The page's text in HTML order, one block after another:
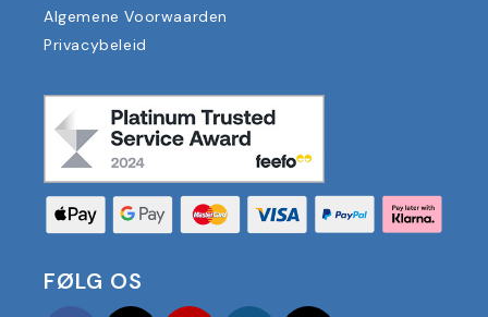
Algemene Voorwaarden
Privacybeleid
FØLG OS